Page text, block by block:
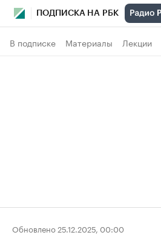
ПОДПИСКА НА РБК
В подписке Материалы Лекции
Обновлено 25.12.2025, 00:00